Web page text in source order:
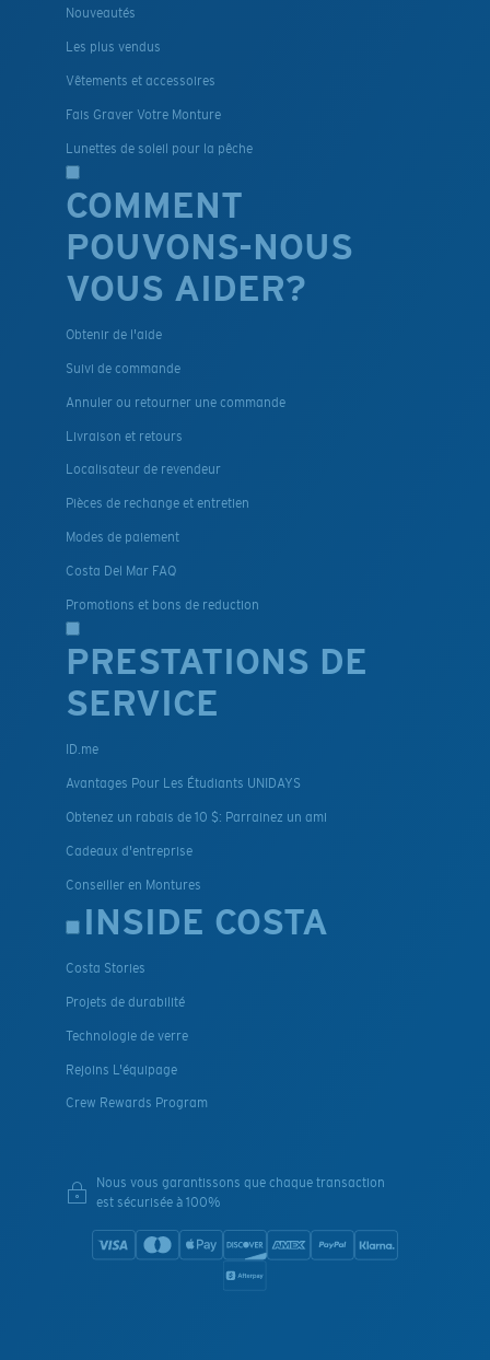
Nouveautés
Les plus vendus
Vêtements et accessoires
Fais Graver Votre Monture
Lunettes de soleil pour la pêche
COMMENT
POUVONS-NOUS
VOUS AIDER?
Obtenir de l'aide
Suivi de commande
Annuler ou retourner une commande
Livraison et retours
Localisateur de revendeur
Pièces de rechange et entretien
Modes de paiement
Costa Del Mar FAQ
Promotions et bons de reduction
PRESTATIONS DE
SERVICE
ID.me
Avantages Pour Les Étudiants UNIDAYS
Obtenez un rabais de 10 $: Parrainez un ami
Cadeaux d'entreprise
Conseiller en Montures
INSIDE COSTA
Costa Stories
Projets de durabilité
Technologie de verre
Rejoins L'équipage
Crew Rewards Program
Nous vous garantissons que chaque transaction
est sécurisée à 100%